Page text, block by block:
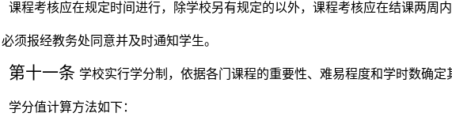
课程考核应在规定时间进行，除学校另有规定的以外，课程考核应在结课两周
须报经教务处同意并及时通知学生。
第十一条 学校实行学分制，依据各门课程的重要性、难易程度和学时数确定
学分值计算方法如下：